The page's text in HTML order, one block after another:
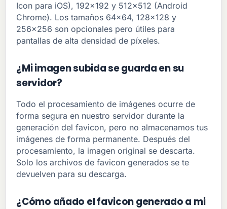
Icon para iOS), 192x192 y 512x512 (Android
Chrome). Los tamaños 64x64, 128x128 y
256x256 son opcionales pero útiles para
pantallas de alta densidad de píxeles.
¿Mi imagen subida se guarda en su
servidor?
Todo el procesamiento de imágenes ocurre de
forma segura en nuestro servidor durante la
generación del favicon, pero no almacenamos tus
imágenes de forma permanente. Después del
procesamiento, la imagen original se descarta.
Solo los archivos de favicon generados se te
devuelven para su descarga.
¿Cómo añado el favicon generado a mi